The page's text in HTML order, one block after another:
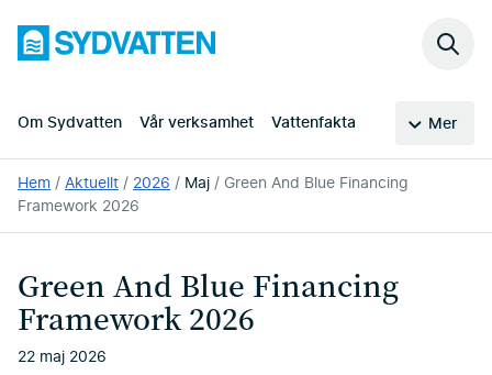
huvudinnehållet
Sydvatten
Om Sydvatten Vår verksamhet Vattenfakta Mer
Sök
Du
är
här:
Hem Aktuellt 2026 Maj
Green And Blue Financing
Framework 2026
Green And Blue Financing
Framework 2026
22 maj 2026